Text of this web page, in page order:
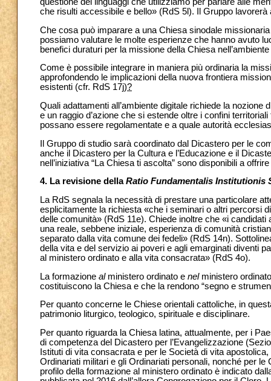
che risulti accessibile e bello» (RdS 5l). Il Gruppo lavorerà
Che cosa può imparare a una Chiesa sinodale
possiamo valutare le molte esperienze che hanno avuto
benefici duraturi per la missione della Chiesa
Come è possibile integrare in maniera più ordinaria la
approfondendo le implicazioni della nuova frontiera
esistenti (cfr. RdS 17j)?
Quali adattamenti all’ambiente digitale richiede la
e un raggio d’azione che si estende oltre i confini
possano essere regolamentate e a quale autorità
Il Gruppo di studio sarà coordinato dal Dicastero per le
anche il Dicastero per la Cultura e l’Educazione e il
nell’iniziativa “La Chiesa ti ascolta” sono disponibili a
4. La revisione dellaRatio Fundamentalis Institutionis
La RdS segnala la necessità di prestare una particolare
esplicitamente la richiesta «che i seminari o altri percorsi
delle comunità» (RdS 11e). Chiede inoltre che «i
una reale, sebbene iniziale, esperienza di comunità
separato dalla vita comune dei fedeli» (RdS 14n).
della vita e del servizio ai poveri e agli emarginati diventi
al ministero ordinato e alla vita consacrata» (RdS 4o).
La formazione al ministero ordinato e nel ministero
costituiscono la Chiesa e che la rendono “segno e
Per quanto concerne le Chiese orientali cattoliche, in
patrimonio liturgico, teologico, spirituale e disciplinare.
Per quanto riguarda la Chiesa latina, attualmente, per i
di competenza del Dicastero per l’Evangelizzazione
Istituti di vita consacrata e per le Società di vita
Ordinariati militari e gli Ordinariati personali, nonché per
profilo della formazione al ministero ordinato è indicato